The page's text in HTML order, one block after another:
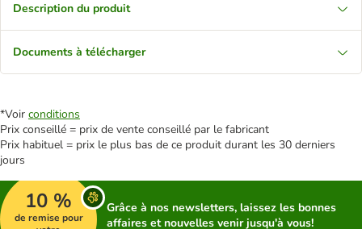
Description du produit
Documents à télécharger
*Voir conditions
Prix conseillé = prix de vente conseillé par le fabricant
Prix habituel = prix le plus bas de ce produit durant les 30 derniers
jours
10 %
de remise pour
Grâce à nos newsletters, laissez les bonnes
affaires et nouvelles venir jusqu'à vous!